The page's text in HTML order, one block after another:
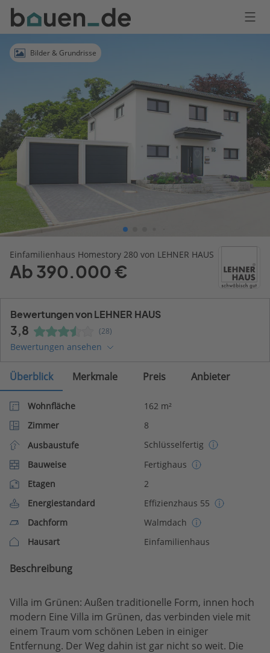
Bauen
Logo
AnmeldenBilder & Grundrisse
Einfamilienhaus Homestory 280 von LEHNER HAUS
Ab 390.000 €
Bewertungen von LEHNER HAUS
3,8 (28)
Bewertungen ansehen
Überblick Merkmale Preis Anbieter
Wohnfläche
162 m²
Zimmer
8
Ausbaustufe
Schlüsselfertig
Bauweise
Fertighaus
Etagen
2
Energiestandard
Effizienzhaus 55
Dachform
Walmdach
Hausart
Einfamilienhaus
Beschreibung
Villa im Grünen: Außen traditionelle Form, innen hoch
modern Eine Villa im Grünen, das verbinden viele mit
einem Traum vom schönen Leben in einiger
Entfernung. Der Weg dahin ist gar nicht so weit. Die